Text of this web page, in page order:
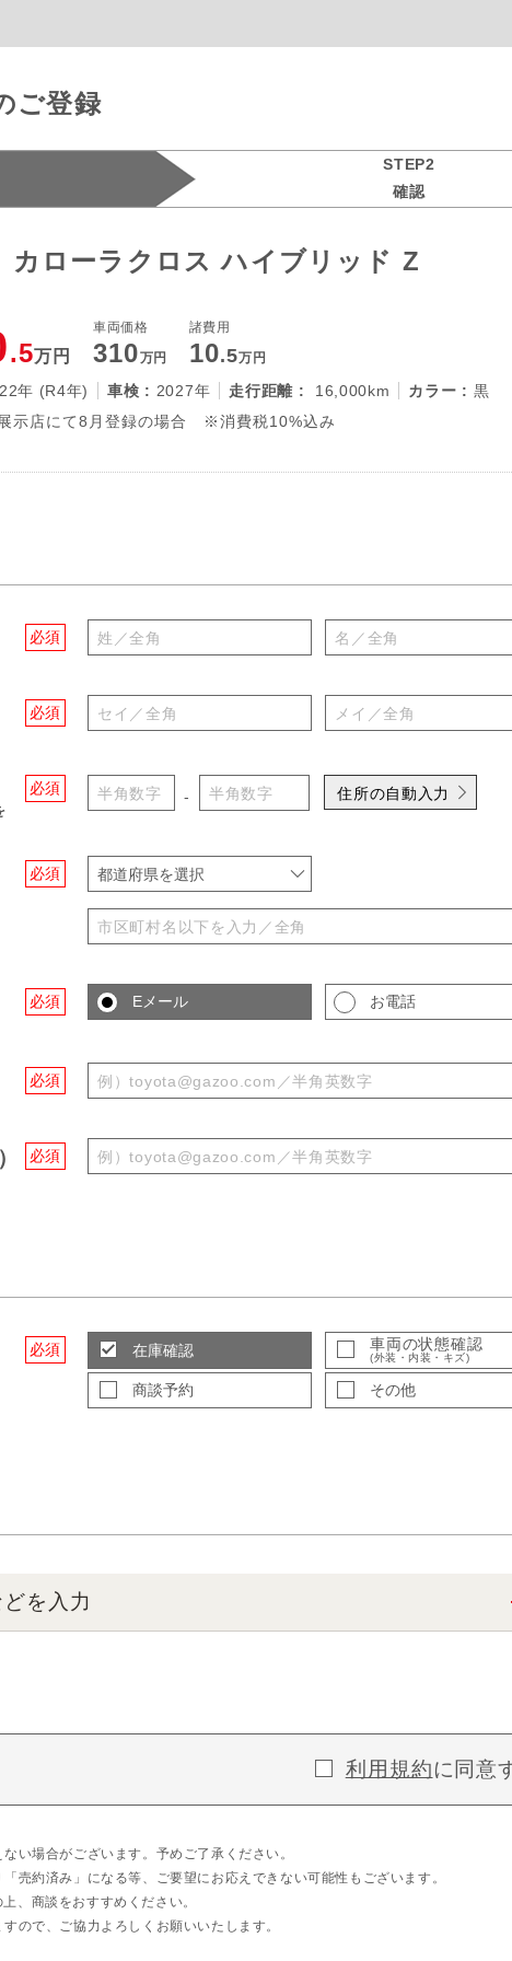
ご登録
STEP2
確認
カローラクロス ハイブリッド Z
.5万円
車両価格
310万円
諸費用
10.5万円
年 (R4年) 車検 : 2027年 走行距離 : 16,000km カラー : 黒
示店にて8月登録の場合 ※消費税10%込み
必須
必須
必須 - 住所の自動入力
必須 都道府県を選択
必須 Eメール お電話
必須
必須
必須 在庫確認 車両の状態確認
(外装・内装・キズ)
商談予約 その他
を入力
利用規約に同意
い場合がございます。予めご了承ください。
売約済み」になる等、ご要望にお応えできない可能性もございます。
、商談をおすすめください。
ので、ご協力よろしくお願いいたします。